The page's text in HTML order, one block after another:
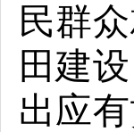
民群
田建
出应